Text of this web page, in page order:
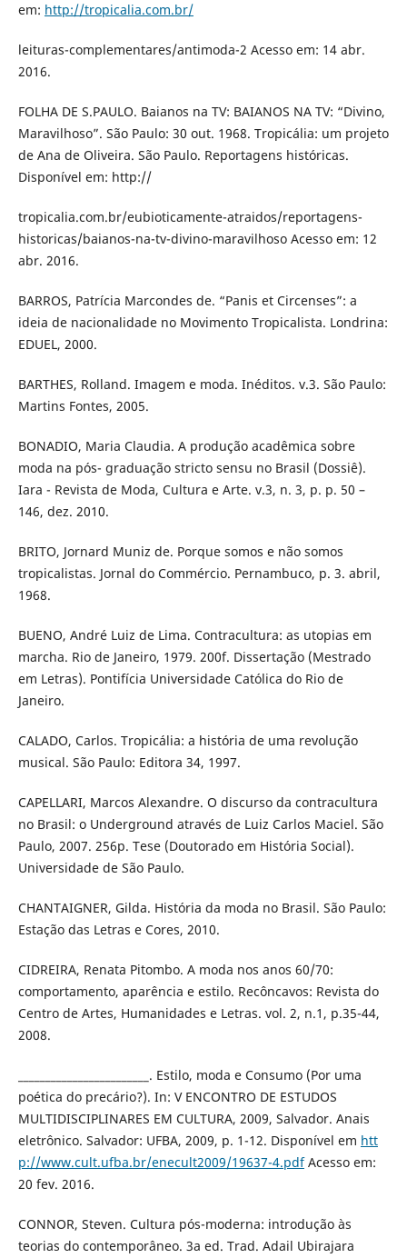
em: http://tropicalia.com.br/
leituras-complementares/antimoda-2 Acesso em: 14 abr.
2016.
FOLHA DE S.PAULO. Baianos na TV: BAIANOS NA TV: “Divino,
Maravilhoso”. São Paulo: 30 out. 1968. Tropicália: um projeto
de Ana de Oliveira. São Paulo. Reportagens históricas.
Disponível em: http://
tropicalia.com.br/eubioticamente-atraidos/reportagens-
historicas/baianos-na-tv-divino-maravilhoso Acesso em: 12
abr. 2016.
BARROS, Patrícia Marcondes de. “Panis et Circenses”: a
ideia de nacionalidade no Movimento Tropicalista. Londrina:
EDUEL, 2000.
BARTHES, Rolland. Imagem e moda. Inéditos. v.3. São Paulo:
Martins Fontes, 2005.
BONADIO, Maria Claudia. A produção acadêmica sobre
moda na pós- graduação stricto sensu no Brasil (Dossiê).
Iara - Revista de Moda, Cultura e Arte. v.3, n. 3, p. p. 50 –
146, dez. 2010.
BRITO, Jornard Muniz de. Porque somos e não somos
tropicalistas. Jornal do Commércio. Pernambuco, p. 3. abril,
1968.
BUENO, André Luiz de Lima. Contracultura: as utopias em
marcha. Rio de Janeiro, 1979. 200f. Dissertação (Mestrado
em Letras). Pontifícia Universidade Católica do Rio de
Janeiro.
CALADO, Carlos. Tropicália: a história de uma revolução
musical. São Paulo: Editora 34, 1997.
CAPELLARI, Marcos Alexandre. O discurso da contracultura
no Brasil: o Underground através de Luiz Carlos Maciel. São
Paulo, 2007. 256p. Tese (Doutorado em História Social).
Universidade de São Paulo.
CHANTAIGNER, Gilda. História da moda no Brasil. São Paulo:
Estação das Letras e Cores, 2010.
CIDREIRA, Renata Pitombo. A moda nos anos 60/70:
comportamento, aparência e estilo. Recôncavos: Revista do
Centro de Artes, Humanidades e Letras. vol. 2, n.1, p.35-44,
2008.
________________________. Estilo, moda e Consumo (Por uma
poética do precário?). In: V ENCONTRO DE ESTUDOS
MULTIDISCIPLINARES EM CULTURA, 2009, Salvador. Anais
eletrônico. Salvador: UFBA, 2009, p. 1-12. Disponível em htt
p://www.cult.ufba.br/enecult2009/19637-4.pdfAcesso em:
20 fev. 2016.
CONNOR, Steven. Cultura pós-moderna: introdução às
teorias do contemporâneo. 3a ed. Trad. Adail Ubirajara